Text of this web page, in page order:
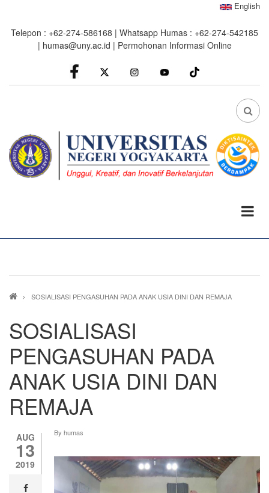
main
English
Telepon : +62-274-586168 | Whatsapp Humas : +62-274-542185
| humas@uny.ac.id | Permohonan Informasi Online
facebook
Instagram youtube
FA
Breadcrumb
SOSIALISASI PENGASUHAN PADA ANAK USIA DINI DAN REMAJA
SOSIALISASI
PENGASUHAN PADA
ANAK USIA DINI DAN
REMAJA
AUG
13
2019
0%
read
facebook
By humas